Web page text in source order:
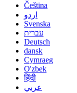
Čeština
اردو
Svenska
עברית
Deutsch
dansk
Cymraeg
O'zbek
हिंदी
عربي